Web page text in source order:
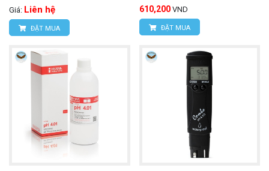
Giá: Liên hệ
ĐẶT MUA
610,200 VND
ĐẶT MUA